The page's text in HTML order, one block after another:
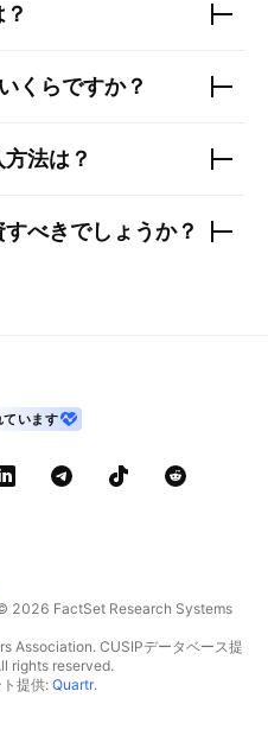
くらですか？
法は？
べきでしょうか？
います
2026 FactSet Research Systems
CUSIPデータベース提
rights reserved.
提供: Quartr.